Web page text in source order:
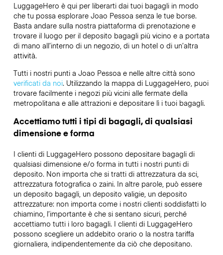
LuggageHero è qui per liberarti dai tuoi bagagli in modo
che tu possa esplorare Joao Pessoa senza le tue borse.
Basta andare sulla nostra piattaforma di prenotazione e
trovare il luogo per il deposito bagagli più vicino e a portata
di mano all’interno di un negozio, di un hotel o di un’altra
attività.
Tutti i nostri punti a Joao Pessoa e nelle altre città sono
verificati da noi. Utilizzando la mappa di LuggageHero, puoi
trovare facilmente i negozi più vicini alle fermate della
metropolitana e alle attrazioni e depositare lì i tuoi bagagli.
Accettiamo tutti i tipi di bagagli, di qualsiasi
dimensione e forma
I clienti di LuggageHero possono depositare bagagli di
qualsiasi dimensione e/o forma in tutti i nostri punti di
deposito. Non importa che si tratti di attrezzatura da sci,
attrezzatura fotografica o zaini. In altre parole, può essere
un deposito bagagli, un deposito valigie, un deposito
attrezzature: non importa come i nostri clienti soddisfatti lo
chiamino, l’importante è che si sentano sicuri, perché
accettiamo tutti i loro bagagli. I clienti di LuggageHero
possono scegliere un addebito orario o la nostra tariffa
giornaliera, indipendentemente da ciò che depositano.